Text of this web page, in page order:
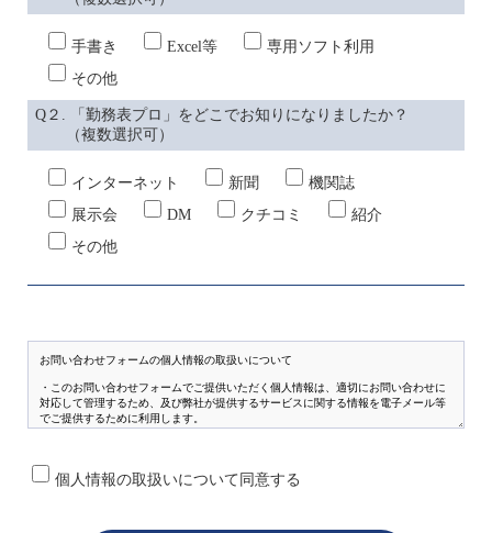
手書き Excel等
専用ソフト利用
その他
Q２. 「勤務表プロ」をどこでお知りになりましたか？
（複数選択可）
インターネット 新聞
機関誌
展示会
DM クチコミ
紹介
その他
個人情報の取扱いについて同意する